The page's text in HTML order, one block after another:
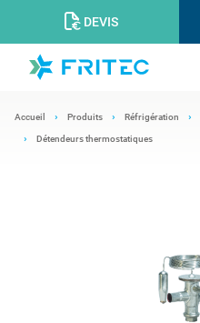
DEVIS
Accueil Produits Réfrigération
Détendeurs thermostatiques